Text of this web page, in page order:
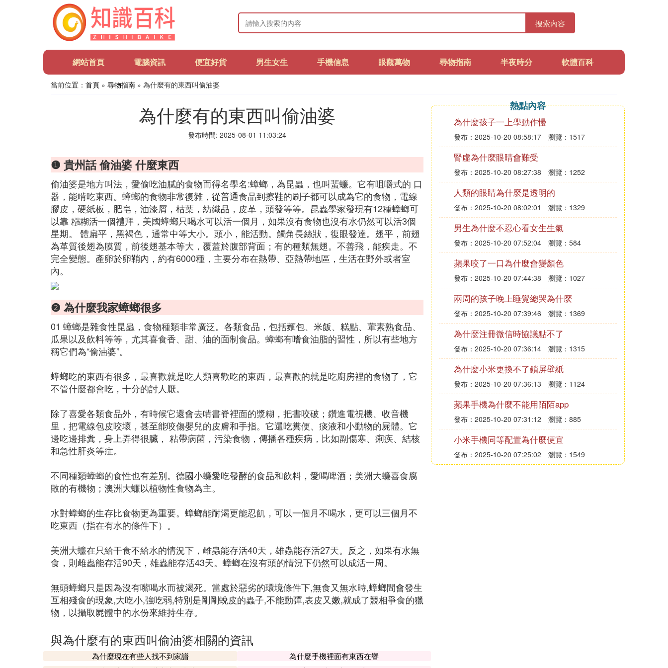
搜索內容
網站首頁 電腦資訊 便宜好貨 男生女生 手機信息 眼觀萬物 尋物指南 半夜時分 軟體百科
當前位置： 首頁 » 尋物指南 » 為什麼有的東西叫偷油婆
為什麼有的東西叫偷油婆
發布時間: 2025-08-01 11:03:24
❶ 貴州話 偷油婆 什麼東西
偷油婆是地方叫法，愛偷吃油膩的食物而得名學名:蟑螂，為昆蟲，也叫蜚蠊。它有咀嚼式的 口
器，能啃吃東西。蟑螂的食物非常復雜，從普通食品到擦鞋的刷子都可以成為它的食物，電線
膠皮，硬紙板，肥皂，油漆屑，枯葉，紡織品，皮革，頭發等等。昆蟲學家發現有12種蟑螂可
以靠 糨糊活一個禮拜，美國蟑螂只喝水可以活一個月，如果沒有食物也沒有水仍然可以活3個
星期。 體扁平，黑褐色，通常中等大小。頭小，能活動。觸角長絲狀，復眼發達。翅平，前翅
為革質後翅為膜質，前後翅基本等大，覆蓋於腹部背面；有的種類無翅。不善飛，能疾走。不
完全變態。產卵於卵鞘內，約有6000種，主要分布在熱帶、亞熱帶地區，生活在野外或者室
內。
❷ 為什麼我家蟑螂很多
01 蟑螂是雜食性昆蟲，食物種類非常廣泛。各類食品，包括麵包、米飯、糕點、葷素熟食品、
瓜果以及飲料等等，尤其喜食香、甜、油的面制食品。蟑螂有嗜食油脂的習性，所以有些地方
稱它們為“偷油婆”。
蟑螂吃的東西有很多，最喜歡就是吃人類喜歡吃的東西，最喜歡的就是吃廚房裡的食物了，它
不管什麼都會吃，十分的討人厭。
除了喜愛各類食品外，有時候它還會去啃書脊裡面的漿糊，把書咬破；鑽進電視機、收音機
里，把電線包皮咬壞，甚至能咬傷嬰兒的皮膚和手指。它還吃糞便、痰液和小動物的屍體。它
邊吃邊排糞，身上弄得很臟， 粘帶病菌，污染食物，傳播各種疾病，比如副傷寒、痢疾、結核
和急性肝炎等症。
不同種類蟑螂的食性也有差別。德國小蠊愛吃發酵的食品和飲料，愛喝啤酒；美洲大蠊喜食腐
敗的有機物；澳洲大蠊以植物性食物為主。
水對蟑螂的生存比食物更為重要。蟑螂能耐渴更能忍飢，可以一個月不喝水，更可以三個月不
吃東西（指在有水的條件下）。
美洲大蠊在只給干食不給水的情況下，雌蟲能存活40天，雄蟲能存活27天。反之，如果有水無
食，則雌蟲能存活90天，雄蟲能存活43天。蟑螂在沒有頭的情況下仍然可以成活一周。
無頭蟑螂只是因為沒有嘴喝水而被渴死。當處於惡劣的環境條件下,無食又無水時,蟑螂間會發生
互相殘食的現象,大吃小,強吃弱,特別是剛剛蛻皮的蟲子,不能動彈,表皮又嫩,就成了競相爭食的獵
物，以攝取屍體中的水份來維持生存。
與為什麼有的東西叫偷油婆相關的資訊
為什麼現在有些人找不到家譜
為什麼手機裡面有東西在響
熱點內容
為什麼孩子一上學動作慢
發布：2025-10-20 08:58:17 瀏覽：1517
腎虛為什麼眼睛會難受
發布：2025-10-20 08:27:38 瀏覽：1252
人類的眼睛為什麼是透明的
發布：2025-10-20 08:02:01 瀏覽：1329
男生為什麼不忍心看女生生氣
發布：2025-10-20 07:52:04 瀏覽：584
蘋果咬了一口為什麼會變顏色
發布：2025-10-20 07:44:38 瀏覽：1027
兩周的孩子晚上睡覺總哭為什麼
發布：2025-10-20 07:39:46 瀏覽：1369
為什麼注冊微信時協議點不了
發布：2025-10-20 07:36:14 瀏覽：1315
為什麼小米更換不了鎖屏壁紙
發布：2025-10-20 07:36:13 瀏覽：1124
蘋果手機為什麼不能用陌陌app
發布：2025-10-20 07:31:12 瀏覽：885
小米手機同等配置為什麼便宜
發布：2025-10-20 07:25:02 瀏覽：1549